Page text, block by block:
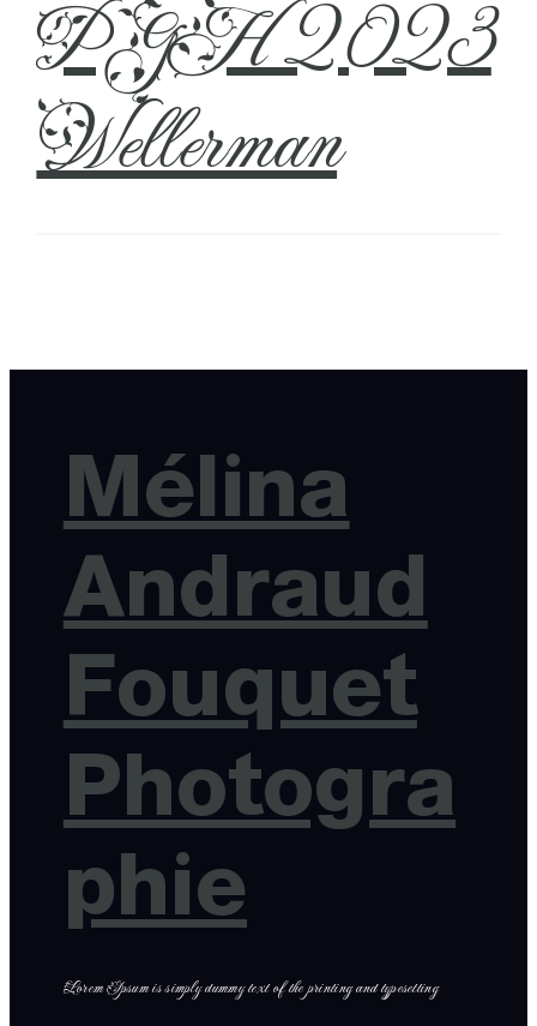
PGH 2023
Wellerman
Mélina
Andraud
Fouquet
Photogra
phie
Lorem Ipsum is simply dummy text of the printing and typesetting